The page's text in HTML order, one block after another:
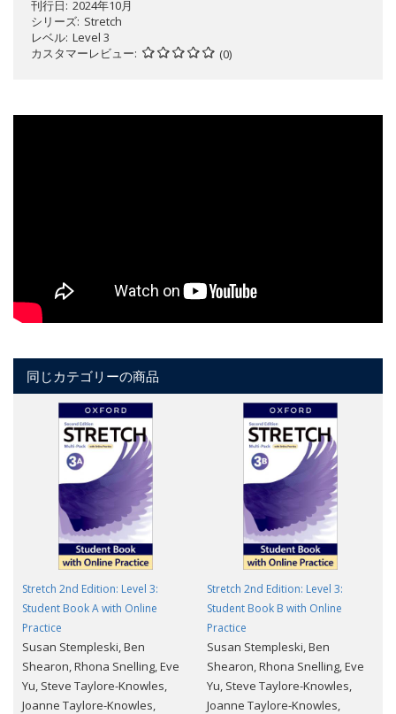
刊行日 2024年10月
シリーズ Stretch
レベル Level 3
カスタマーレビュー
(0)
同じカテゴリーの商品
Stretch 2nd Edition: Level 3:
Student Book A with Online
Practice
Susan Stempleski, Ben
Shearon, Rhona Snelling, Eve
Yu, Steve Taylore-Knowles,
Joanne Taylore-Knowles,
Stretch 2nd Edition: Level 3:
Student Book B with Online
Practice
Susan Stempleski, Ben
Shearon, Rhona Snelling, Eve
Yu, Steve Taylore-Knowles,
Joanne Taylore-Knowles,